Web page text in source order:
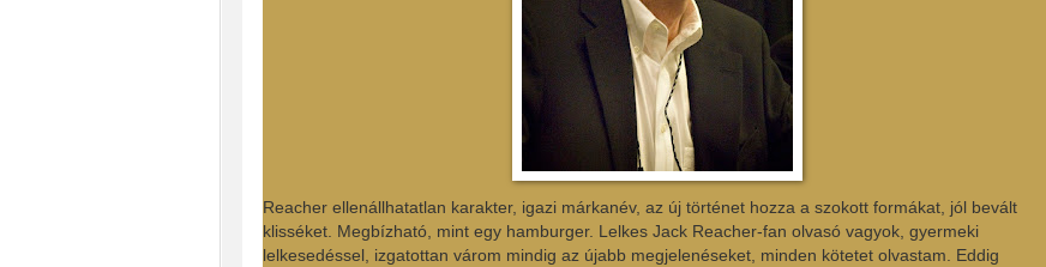
Reacher ellenállhatatlan karakter, igazi márkanév, az új történet hozza a szokott formákat, jól bevált
klisséket. Megbízható, mint egy hamburger. Lelkes Jack Reacher-fan olvasó vagyok, gyermeki
lelkesedéssel, izgatottan várom mindig az újabb megjelenéseket, minden kötetet olvastam. Eddig